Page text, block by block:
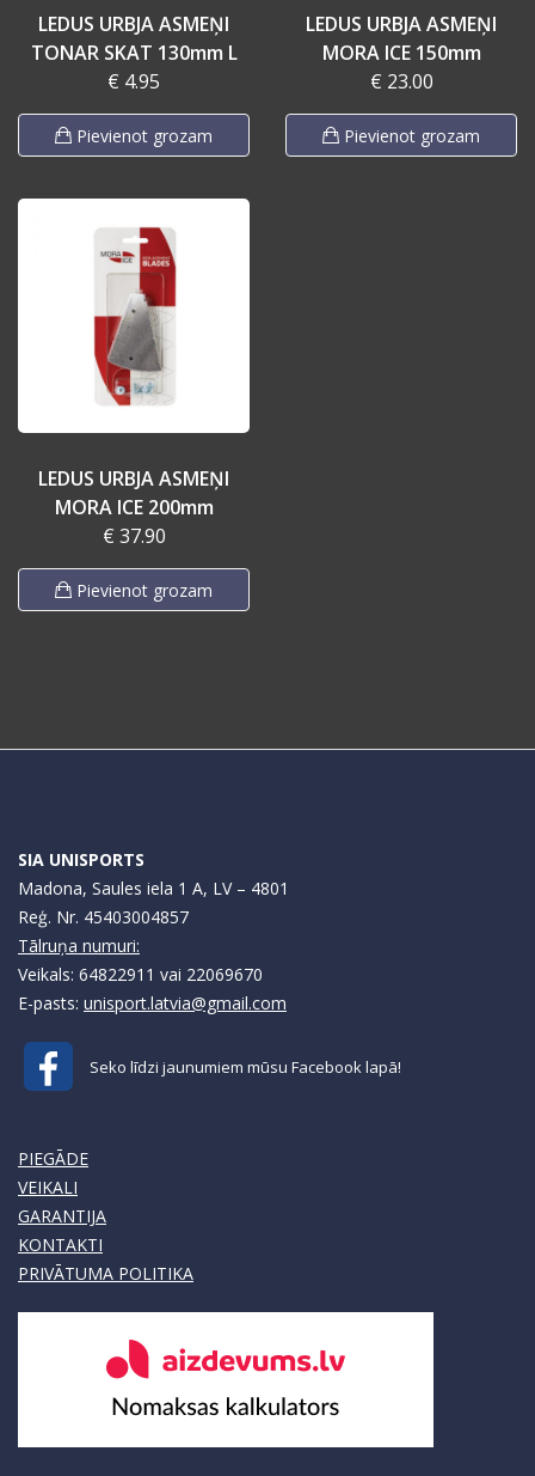
LEDUS URBJA ASMEŅI
TONAR SKAT 130mm L
€ 4.95
Pievienot grozam
LEDUS URBJA ASMEŅI
MORA ICE 150mm
€ 23.00
Pievienot grozam
LEDUS URBJA ASMEŅI
MORA ICE 200mm
€ 37.90
Pievienot grozam
SIA UNISPORTS
Madona, Saules iela 1 A, LV – 4801
Reģ. Nr. 45403004857
Tālruņa numuri:
Veikals: 64822911 vai 22069670
E-pasts: unisport.latvia@gmail.com
Seko līdzi jaunumiem mūsu Facebook lapā!
PIEGĀDE
VEIKALI
GARANTIJA
KONTAKTI
PRIVĀTUMA POLITIKA